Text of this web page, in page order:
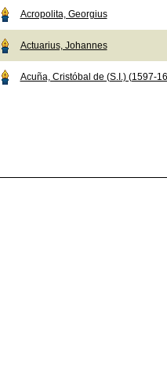
Acropolita, Georgius
Actuarius, Johannes
Acuña, Cristóbal de (S.I.) (1597-